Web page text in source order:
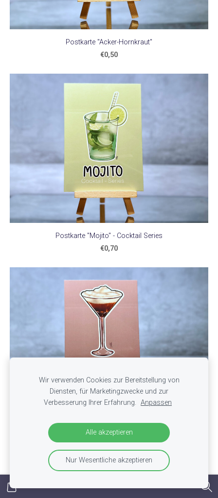
Postkarte "Acker-Hornkraut"
€0,50
Postkarte "Mojito" - Cocktail Series
€0,70
Postkarte "White Russian" - Cocktail Series
€0,70
Wir verwenden Cookies zur Bereitstellung von
Diensten, für Marketingzwecke und zur
Verbesserung Ihrer Erfahrung. Anpassen
Alle akzeptieren
Nur Wesentliche akzeptieren